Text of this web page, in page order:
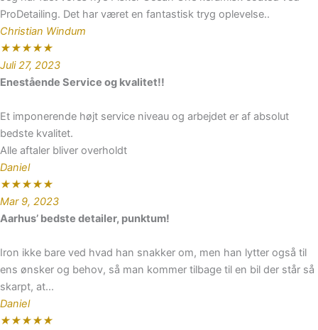
ProDetailing. Det har været en fantastisk tryg oplevelse..
Christian Windum
★★★★★
Juli 27, 2023
Enestående Service og kvalitet!!
Et imponerende højt service niveau og arbejdet er af absolut
bedste kvalitet.
Alle aftaler bliver overholdt
Daniel
★★★★★
Mar 9, 2023
Aarhus’ bedste detailer, punktum!
Iron ikke bare ved hvad han snakker om, men han lytter også til
ens ønsker og behov, så man kommer tilbage til en bil der står så
skarpt, at...
Daniel
★★★★★